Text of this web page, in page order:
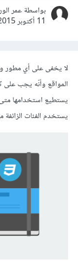
بواسطة عمر
11 أكتوبر 2015
لا يخفى على أي مطور
المواقع وأنّه يجب
يستطيع استخدامها متى
يستخدم الفئات